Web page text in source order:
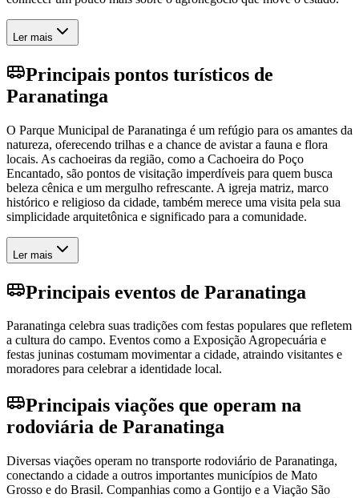
Ler mais
Principais pontos turísticos de
Paranatinga
O Parque Municipal de Paranatinga é um refúgio para os amantes da
natureza, oferecendo trilhas e a chance de avistar a fauna e flora
locais. As cachoeiras da região, como a Cachoeira do Poço
Encantado, são pontos de visitação imperdíveis para quem busca
beleza cênica e um mergulho refrescante. A igreja matriz, marco
histórico e religioso da cidade, também merece uma visita pela sua
simplicidade arquitetônica e significado para a comunidade.
Ler mais
Principais eventos de Paranatinga
Paranatinga celebra suas tradições com festas populares que refletem
a cultura do campo. Eventos como a Exposição Agropecuária e
festas juninas costumam movimentar a cidade, atraindo visitantes e
moradores para celebrar a identidade local.
Principais viações que operam na
rodoviária de Paranatinga
Diversas viações operam no transporte rodoviário de Paranatinga,
conectando a cidade a outros importantes municípios de Mato
Grosso e do Brasil. Companhias como a Gontijo e a Viação São